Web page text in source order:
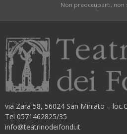
Non preoccuparti, non
via Zara 58, 56024 San Miniato –
Tel 0571462825/35
info@teatrinodeifondi.it